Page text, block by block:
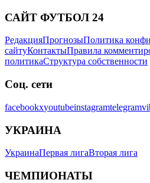
САЙТ ФУТБОЛ 24
РедакцияПрогнозыПолитика
сайтуКонтактыПравила
политикаСтруктура собственности
Соц. сети
facebookxyoutubeinstagramtelegram
УКРАИНА
УкраинаПервая лигаВторая лига
ЧЕМПИОНАТЫ